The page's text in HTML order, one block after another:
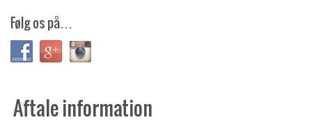
Følg os på…
Aftale information